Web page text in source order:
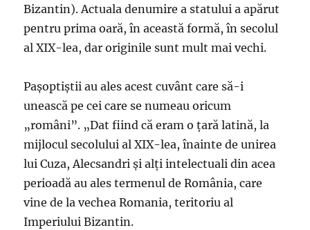
Bizantin). Actuala denumire a statului a apărut
pentru prima oară, în această formă, în secolul
al XIX-lea, dar originile sunt mult mai vechi.
Paşoptiştii au ales acest cuvânt care să-i
unească pe cei care se numeau oricum
„români”. „Dat fiind că eram o ţară latină, la
mijlocul secolului al XIX-lea, înainte de unirea
lui Cuza, Alecsandri şi alţi intelectuali din acea
perioadă au ales termenul de România, care
vine de la vechea Romania, teritoriu al
Imperiului Bizantin.